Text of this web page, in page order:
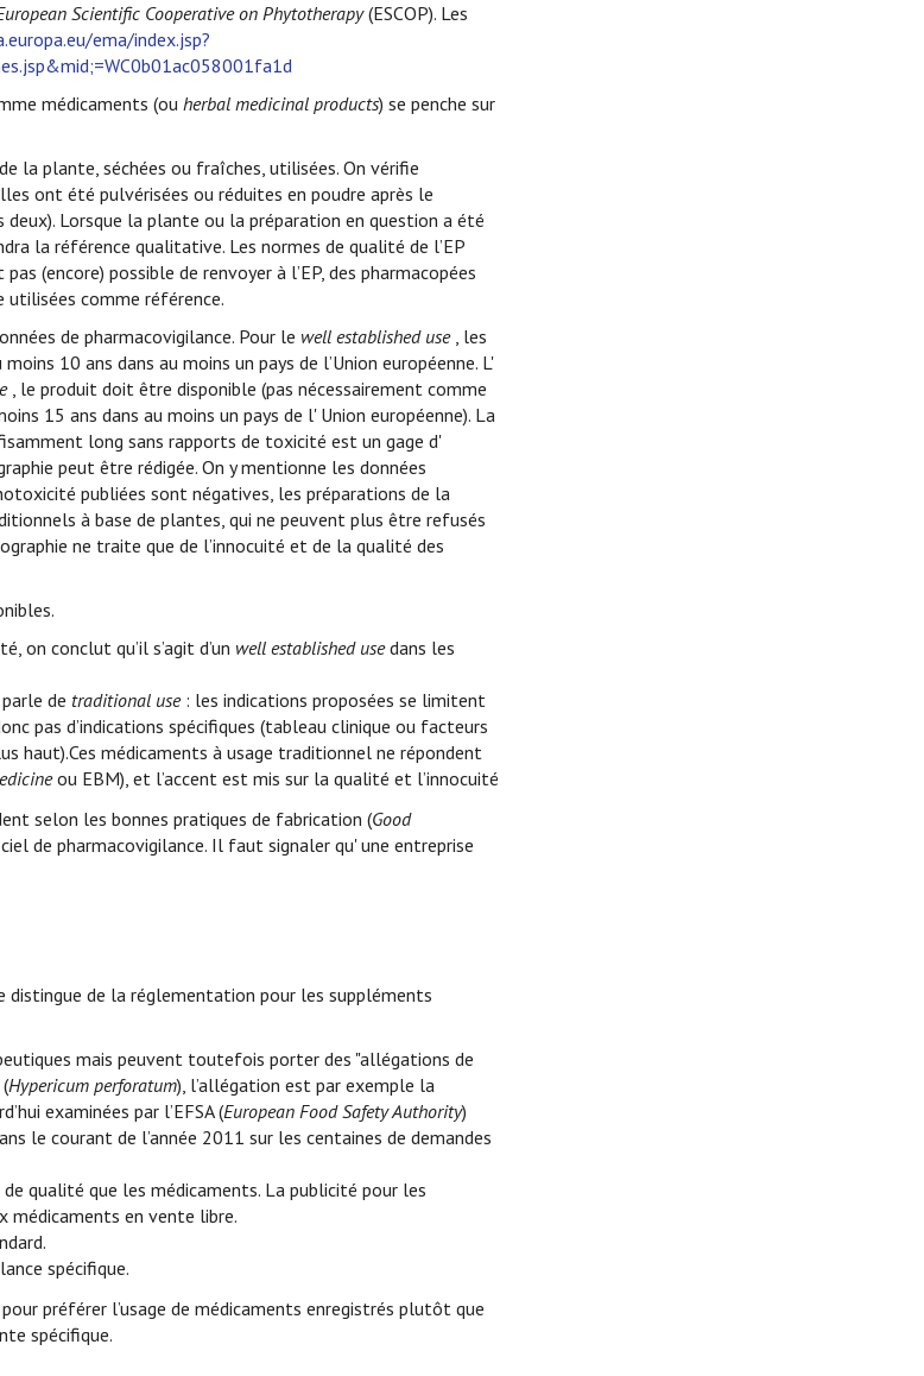
Scientific Cooperative on Phytotherapy(ESCOP). Les
ema/index.jsp?
médicaments (ou herbal medicinal products) se penche sur
la plante, séchées ou fraîches, utilisées. On vérifie
ont été pulvérisées ou réduites en poudre après le
Lorsque la plante ou la préparation en question a été
la référence qualitative. Les normes de qualité de l’EP
(encore) possible de renvoyer à l’EP, des pharmacopées
comme référence.
de pharmacovigilance. Pour le well established use, les
10 ans dans au moins un pays de l’Union européenne. L'
, le produit doit être disponible (pas nécessairement comme
15 ans dans au moins un pays de l' Union européenne). La
long sans rapports de toxicité est un gage d'
peut être rédigée. On y mentionne les données
publiées sont négatives, les préparations de la
à base de plantes, qui ne peuvent plus être refusés
ne traite que de l’innocuité et de la qualité des
on conclut qu’il s’agit d’un well established usedans les
de traditional use: les indications proposées se limitent
pas d’indications spécifiques (tableau clinique ou facteurs
haut).Ces médicaments à usage traditionnel ne répondent
ou EBM), et l’accent est mis sur la qualité et l’innocuité
selon les bonnes pratiques de fabrication (Good
de pharmacovigilance. Il faut signaler qu' une entreprise
distingue de la réglementation pour les suppléments
mais peuvent toutefois porter des "allégations de
Hypericum perforatum), l’allégation est par exemple la
examinées par l’EFSA (European Food Safety Authority)
le courant de l’année 2011 sur les centaines de demandes
qualité que les médicaments. La publicité pour les
médicaments en vente libre.
spécifique.
préférer l’usage de médicaments enregistrés plutôt que
spécifique.